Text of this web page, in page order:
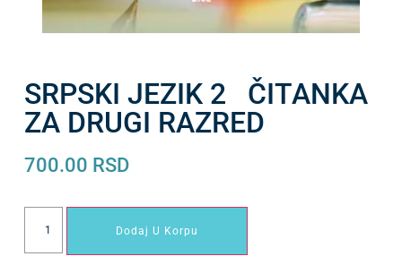
SRPSKI JEZIK 2 ČITANKA
ZA DRUGI RAZRED
700.00 RSD
Dodaj U Korpu